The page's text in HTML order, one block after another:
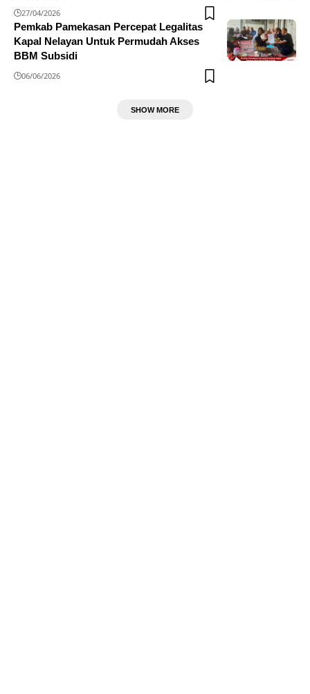
27/04/2026
Pemkab Pamekasan Percepat Legalitas
Kapal Nelayan Untuk Permudah Akses
BBM Subsidi
06/06/2026
SHOW MORE